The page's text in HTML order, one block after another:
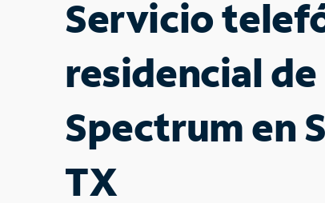
Servicio
residencial de
Spectrum en
TX